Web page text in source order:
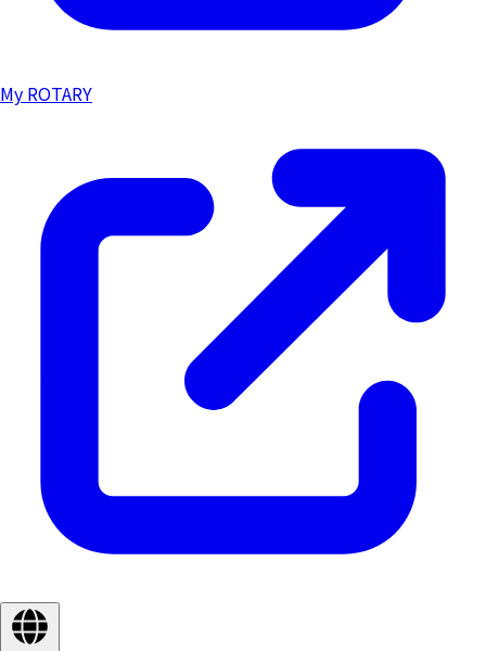
My ROTARY